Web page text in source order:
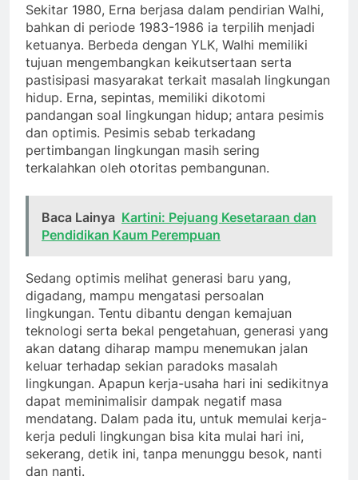
Sekitar 1980, Erna berjasa dalam pendirian Walhi,
bahkan di periode 1983-1986 ia terpilih menjadi
ketuanya. Berbeda dengan YLK, Walhi memiliki
tujuan mengembangkan keikutsertaan serta
pastisipasi masyarakat terkait masalah lingkungan
hidup. Erna, sepintas, memiliki dikotomi
pandangan soal lingkungan hidup; antara pesimis
dan optimis. Pesimis sebab terkadang
pertimbangan lingkungan masih sering
terkalahkan oleh otoritas pembangunan.
Baca Lainya Kartini: Pejuang Kesetaraan dan
Pendidikan Kaum Perempuan
Sedang optimis melihat generasi baru yang,
digadang, mampu mengatasi persoalan
lingkungan. Tentu dibantu dengan kemajuan
teknologi serta bekal pengetahuan, generasi yang
akan datang diharap mampu menemukan jalan
keluar terhadap sekian paradoks masalah
lingkungan. Apapun kerja-usaha hari ini sedikitnya
dapat meminimalisir dampak negatif masa
mendatang. Dalam pada itu, untuk memulai kerja-
kerja peduli lingkungan bisa kita mulai hari ini,
sekerang, detik ini, tanpa menunggu besok, nanti
dan nanti.